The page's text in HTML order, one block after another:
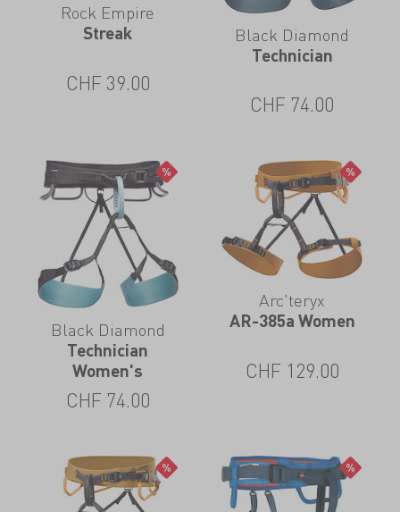
Rock Empire
Streak
CHF 39.00
Black Diamond
Technician
CHF 74.00
Black Diamond
Technician
Women's
CHF 74.00
Arc'teryx
AR-385a Women
CHF 129.00